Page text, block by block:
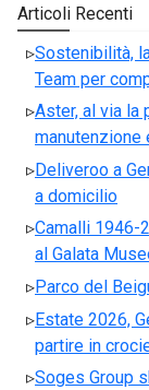
Articoli Recenti
Sostenibilità,
Team per
Aster, al via la
manutenzione
Deliveroo a
a domicilio
Camalli 1946-
al Galata
Parco del
Estate 2026,
partire in
Soges Group